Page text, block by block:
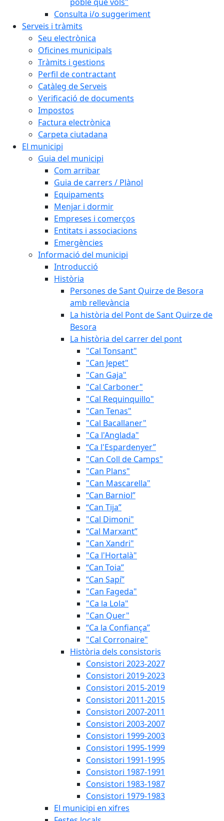
Consulta i/o suggeriment
Serveis i tràmits
Seu electrònica
Oficines municipals
Tràmits i gestions
Perfil de contractant
Catàleg de Serveis
Verificació de documents
Impostos
Factura electrònica
Carpeta ciutadana
El municipi
Guia del municipi
Com arribar
Guia de carrers / Plànol
Equipaments
Menjar i dormir
Empreses i comerços
Entitats i associacions
Emergències
Informació del municipi
Introducció
Història
Persones de Sant Quirze de Besora
amb rellevància
La història del Pont de Sant Quirze de
Besora
La història del carrer del pont
"Cal Tonsant"
"Can Jepet"
"Can Gaja"
"Cal Carboner"
"Cal Requinquillo"
"Can Tenas"
"Cal Bacallaner"
"Ca l'Anglada"
“Ca l'Espardenyer”
"Can Coll de Camps"
"Can Plans"
"Can Mascarella"
“Can Barniol”
“Can Tija”
"Cal Dimoni"
“Cal Marxant”
"Can Xandri"
"Ca l'Hortalà"
“Can Toia”
“Can Sapí”
"Can Fageda"
"Ca la Lola"
"Can Quer"
“Ca la Confiança”
"Cal Corronaire"
Història dels consistoris
Consistori 2023-2027
Consistori 2019-2023
Consistori 2015-2019
Consistori 2011-2015
Consistori 2007-2011
Consistori 2003-2007
Consistori 1999-2003
Consistori 1995-1999
Consistori 1991-1995
Consistori 1987-1991
Consistori 1983-1987
Consistori 1979-1983
El municipi en xifres